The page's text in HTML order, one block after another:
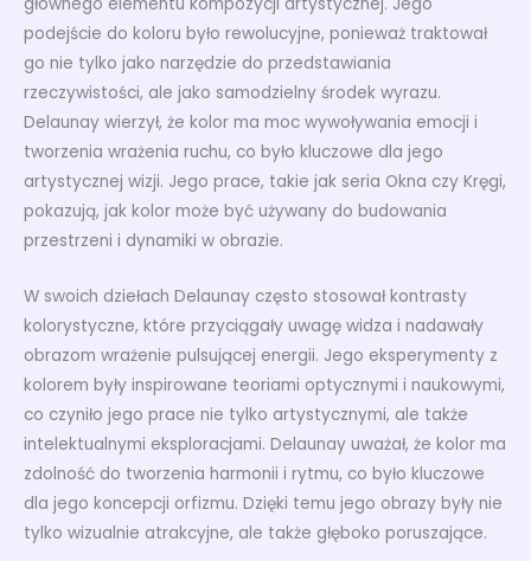
podejście do koloru było rewolucyjne, ponieważ traktował
go nie tylko jako narzędzie do przedstawiania
rzeczywistości, ale jako samodzielny środek wyrazu.
Delaunay wierzył, że kolor ma moc wywoływania emocji i
tworzenia wrażenia ruchu, co było kluczowe dla jego
artystycznej wizji. Jego prace, takie jak seria Okna czy Kręgi,
pokazują, jak kolor może być używany do budowania
przestrzeni i dynamiki w obrazie.
W swoich dziełach Delaunay często stosował kontrasty
kolorystyczne, które przyciągały uwagę widza i nadawały
obrazom wrażenie pulsującej energii. Jego eksperymenty z
kolorem były inspirowane teoriami optycznymi i naukowymi,
co czyniło jego prace nie tylko artystycznymi, ale także
intelektualnymi eksploracjami. Delaunay uważał, że kolor ma
zdolność do tworzenia harmonii i rytmu, co było kluczowe
dla jego koncepcji orfizmu. Dzięki temu jego obrazy były nie
tylko wizualnie atrakcyjne, ale także głęboko poruszające.